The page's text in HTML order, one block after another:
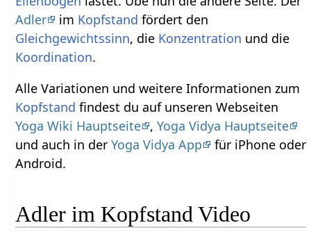
Adler
im Kopfstand fördert den
Gleichgewichtssinn, die Konzentration und die
Koordination.
Alle Variationen und weitere Informationen zum
Kopfstand findest du auf unseren Webseiten
Yoga Wiki Hauptseite ,Yoga Vidya Hauptseite
und auch in derYoga Vidya App
für iPhone oder
Android.
Adler im Kopfstand Video